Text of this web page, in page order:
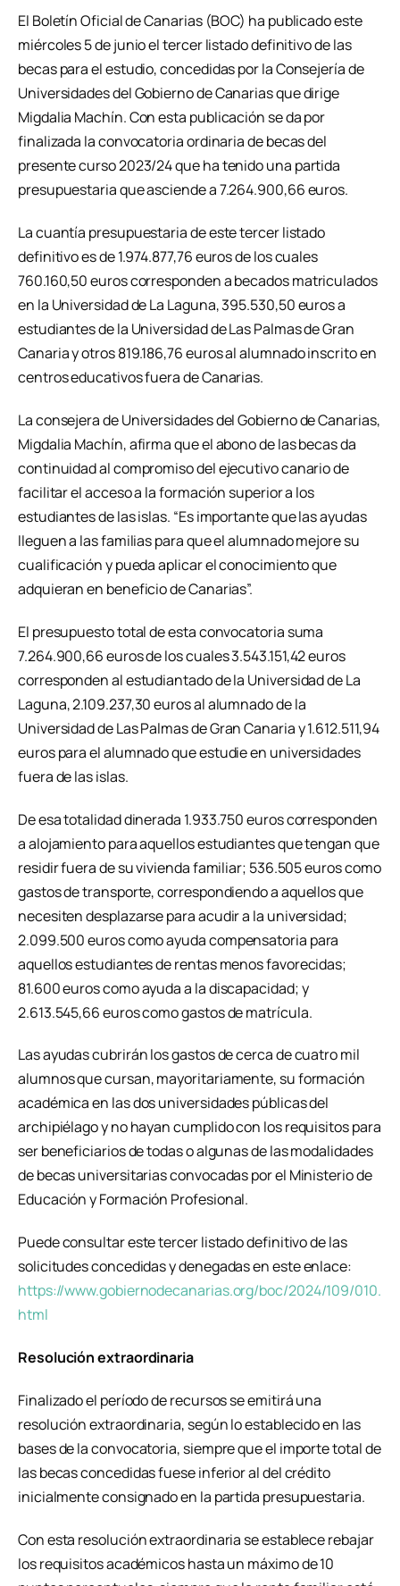
El Boletín Oficial de Canarias (BOC) ha publicado este
miércoles 5 de junio el tercer listado definitivo de las
becas para el estudio, concedidas por la Consejería de
Universidades del Gobierno de Canarias que dirige
Migdalia Machín. Con esta publicación se da por
finalizada la convocatoria ordinaria de becas del
presente curso 2023/24 que ha tenido una partida
presupuestaria que asciende a 7.264.900,66 euros.
La cuantía presupuestaria de este tercer listado
definitivo es de 1.974.877,76 euros de los cuales
760.160,50 euros corresponden a becados matriculados
en la Universidad de La Laguna, 395.530,50 euros a
estudiantes de la Universidad de Las Palmas de Gran
Canaria y otros 819.186,76 euros al alumnado inscrito en
centros educativos fuera de Canarias.
La consejera de Universidades del Gobierno de Canarias,
Migdalia Machín, afirma que el abono de las becas da
continuidad al compromiso del ejecutivo canario de
facilitar el acceso a la formación superior a los
estudiantes de las islas. “Es importante que las ayudas
lleguen a las familias para que el alumnado mejore su
cualificación y pueda aplicar el conocimiento que
adquieran en beneficio de Canarias”.
El presupuesto total de esta convocatoria suma
7.264.900,66 euros de los cuales 3.543.151,42 euros
corresponden al estudiantado de la Universidad de La
Laguna, 2.109.237,30 euros al alumnado de la
Universidad de Las Palmas de Gran Canaria y 1.612.511,94
euros para el alumnado que estudie en universidades
fuera de las islas.
De esa totalidad dinerada 1.933.750 euros corresponden
a alojamiento para aquellos estudiantes que tengan que
residir fuera de su vivienda familiar; 536.505 euros como
gastos de transporte, correspondiendo a aquellos que
necesiten desplazarse para acudir a la universidad;
2.099.500 euros como ayuda compensatoria para
aquellos estudiantes de rentas menos favorecidas;
81.600 euros como ayuda a la discapacidad; y
2.613.545,66 euros como gastos de matrícula.
Las ayudas cubrirán los gastos de cerca de cuatro mil
alumnos que cursan, mayoritariamente, su formación
académica en las dos universidades públicas del
archipiélago y no hayan cumplido con los requisitos para
ser beneficiarios de todas o algunas de las modalidades
de becas universitarias convocadas por el Ministerio de
Educación y Formación Profesional.
Puede consultar este tercer listado definitivo de las
solicitudes concedidas y denegadas en este enlace:
https://www.gobiernodecanarias.org/boc/2024/109/010.
html
Resolución extraordinaria
Finalizado el período de recursos se emitirá una
resolución extraordinaria, según lo establecido en las
bases de la convocatoria, siempre que el importe total de
las becas concedidas fuese inferior al del crédito
inicialmente consignado en la partida presupuestaria.
Con esta resolución extraordinaria se establece rebajar
los requisitos académicos hasta un máximo de 10